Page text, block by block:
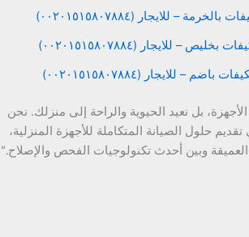
– للايجار (٠٠٢٠١٥١٥٨٠٧٨٨٤)
– للايجار (٠٠٢٠١٥١٥٨٠٧٨٨٤)
– للايجار (٠٠٢٠١٥١٥٨٠٧٨٨٤)
بل نعيد الحيوية والراحة إلى منزلك. نحن
حلول الصيانة المتكاملة للأجهزة المنزلية،
العميقة وبين أحدث تكنولوجيات الفحص والإصلاح."